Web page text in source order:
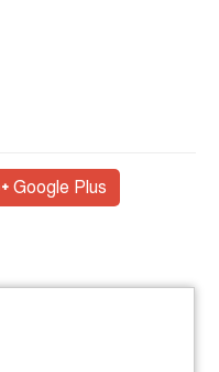
Google Plus